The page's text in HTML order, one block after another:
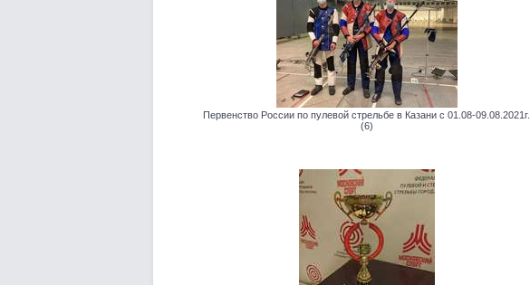
Первенство России по пулевой стрельбе в Казани с 01.08-09.08.2021г.
(6)